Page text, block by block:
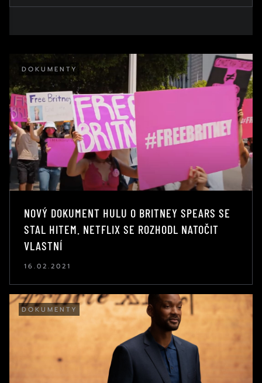
DOKUMENTY
NOVÝ DOKUMENT HULU O BRITNEY SPEARS SE
STAL HITEM. NETFLIX SE ROZHODL NATOČIT
VLASTNÍ
16.02.2021
DOKUMENTY